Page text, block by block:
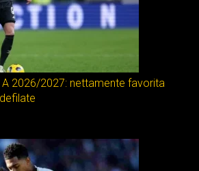
2026/2027: nettamente favorita